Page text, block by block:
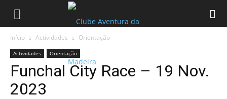
Início Actividades Orientação
Actividades Orientação
Funchal City Race – 19 Nov.
2023